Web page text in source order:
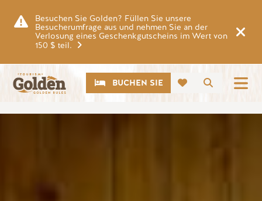
Besuchen Sie Golden? Füllen Sie unsere
Besucherumfrage aus und nehmen Sie an der
Verlosung eines Geschenkgutscheins im Wert von
150 $ teil.
Suche
CTABUCHEN SIE